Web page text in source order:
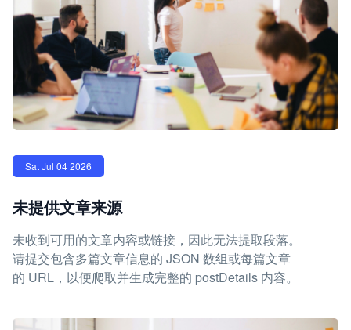
Sat Jul 04 2026
未提供文章来源
未收到可用的文章内容或链接，因此无法提取段落。
请提交包含多篇文章信息的 JSON 数组或每篇文章
的 URL，以便爬取并生成完整的 postDetails 内容。